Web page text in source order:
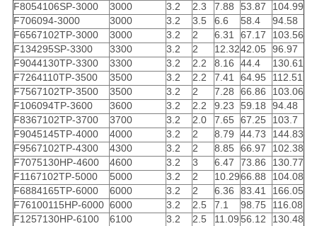
F8054106SP-3000
3000 3.2 2.3 7.88 53.87
104.99
F706094-3000
3000 3.2 3.5 6.6 58.4
94.58
F6567102TP-3000
3000 3.2 2 6.31 67.17
103.56
F134295SP-3300
3300 3.2 2 12.3242.05
96.97
F9044130TP-3300
3300 3.2 2.2 8.16 44.4
130.61
F7264110TP-3500
3500 3.2 2.2 7.41 64.95
112.51
F7567102TP-3500
3500 3.2 2 7.28 66.86
103.06
F106094TP-3600
3600 3.2 2.2 9.23 59.18
94.48
F8367102TP-3700
3700 3.2 2.0 7.65 67.25
103.7
F9045145TP-4000
4000 3.2 2 8.79 44.73
144.83
F9567102TP-4300
4300 3.2 2 8.85 66.97
102.38
F7075130HP-4600
4600 3.2 3 6.47 73.86
130.77
F1167102TP-5000
5000 3.2 2 10.2966.88
104.08
F6884165TP-6000
6000 3.2 2 6.36 83.41
166.05
F76100115HP-6000 6000 3.2 2.5 7.1 98.75
116.08
F1257130HP-6100
6100 3.2 2.5 11.0956.12
130.48